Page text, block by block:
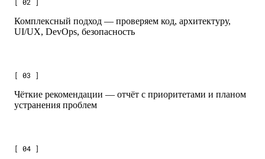
Комплексный подход — проверяем код, архитектуру,
UI/UX, DevOps, безопасность
[ 03 ]
Чёткие рекомендации — отчёт с приоритетами и планом
устранения проблем
[ 04 ]